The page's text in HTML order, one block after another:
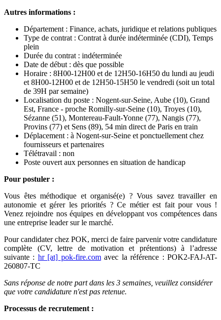
Autres informations :
Département : Finance, achats, juridique et relations publiques
Type de contrat : Contrat à durée indéterminée (CDI), Temps
plein
Durée du contrat : indéterminée
Date de début : dès que possible
Horaire : 8H00-12H00 et de 12H50-16H50 du lundi au jeudi
et 8H00-12H00 et de 12H50-15H50 le vendredi (soit un total
de 39H par semaine)
Localisation du poste : Nogent-sur-Seine, Aube (10), Grand
Est, France - proche Romilly-sur-Seine (10), Troyes (10),
Sézanne (51), Montereau-Fault-Yonne (77), Nangis (77),
Provins (77) et Sens (89), 54 min direct de Paris en train
Déplacement : à Nogent-sur-Seine et ponctuellement chez
fournisseurs et partenaires
Télétravail : non
Poste ouvert aux personnes en situation de handicap
Pour postuler :
Vous êtes méthodique et organisé(e) ? Vous savez travailler en
autonomie et gérer les priorités ? Ce métier est fait pour vous !
Venez rejoindre nos équipes en développant vos compétences dans
une entreprise leader sur le marché.
Pour candidater chez POK, merci de faire parvenir votre candidature
complète (CV, lettre de motivation et prétentions) à l’adresse
suivante : hr [at] pok-fire.comavec la référence : POK2-FAJ-AT-
260807-TC
Sans réponse de notre part dans les 3 semaines, veuillez considérer
que votre candidature n'est pas retenue.
Processus de recrutement :